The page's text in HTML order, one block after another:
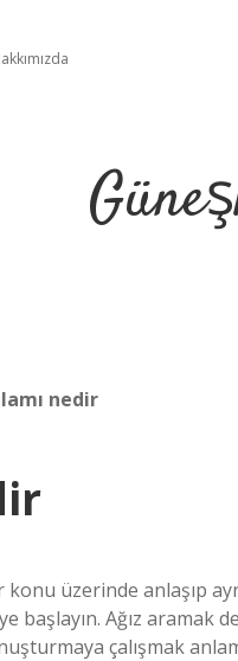
nedir
üzerinde anlaşıp
başlayın. Ağız aramak
çalışmak